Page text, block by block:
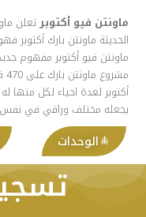
ماونتن فيو أكتوبرتعلن
الحديثة ماونتن بارك أكتوبر
ماونتن فيو أكتوبر مفهوم
أكتوبر لعدة احياء لكل منها
يجعله مختلف وراقي في
الوحدات